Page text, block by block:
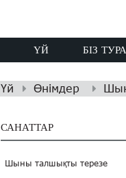
ҮЙ БІЗ
Үй Өнімдер
САНАТТАР
Шыны талшықты терезе